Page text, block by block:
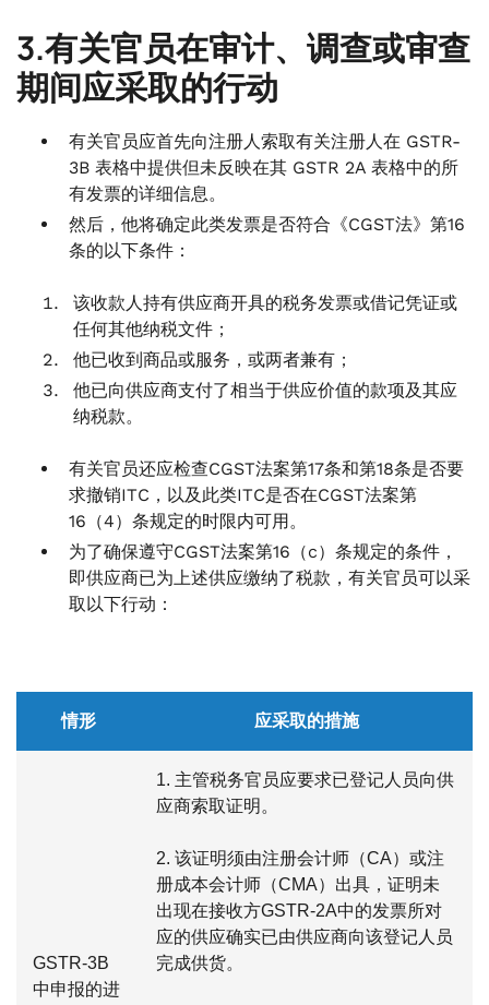
3.有关官员在审计、调查或审查
期间应采取的行动
有关官员应首先向注册人索取有关注册人在 GSTR-
3B 表格中提供但未反映在其 GSTR 2A 表格中的所
有发票的详细信息。
然后，他将确定此类发票是否符合《CGST法》第16
条的以下条件：
该收款人持有供应商开具的税务发票或借记凭证或
任何其他纳税文件；
他已收到商品或服务，或两者兼有；
他已向供应商支付了相当于供应价值的款项及其应
纳税款。
有关官员还应检查CGST法案第17条和第18条是否要
求撤销ITC，以及此类ITC是否在CGST法案第
16（4）条规定的时限内可用。
为了确保遵守CGST法案第16（c）条规定的条件，
即供应商已为上述供应缴纳了税款，有关官员可以采
取以下行动：
情形 应采取的措施
GSTR-3B
中申报的进
1. 主管税务官员应要求已登记人员向供
应商索取证明。
2. 该证明须由注册会计师（CA）或注
册成本会计师（CMA）出具，证明未
出现在接收方GSTR-2A中的发票所对
应的供应确实已由供应商向该登记人员
完成供货。